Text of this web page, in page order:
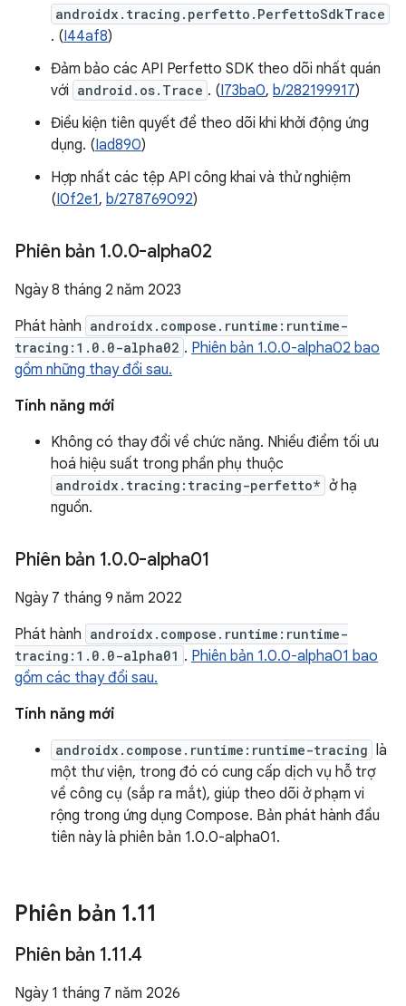
androidx.tracing.perfetto.PerfettoSdkTrace
. (I44af8)
Đảm bảo các API Perfetto SDK theo dõi nhất quán
với android.os.Trace . (I73ba0, b/282199917)
Điều kiện tiên quyết để theo dõi khi khởi động ứng
dụng. (Iad890)
Hợp nhất các tệp API công khai và thử nghiệm
(I0f2e1, b/278769092)
Phiên bản 1.0.0-alpha02
Ngày 8 tháng 2 năm 2023
Phát hành androidx.compose.runtime:runtime-
tracing:1.0.0-alpha02 . Phiên bản 1.0.0-alpha02 bao
gồm những thay đổi sau.
Tính năng mới
Không có thay đổi về chức năng. Nhiều điểm tối ưu
hoá hiệu suất trong phần phụ thuộc
androidx.tracing:tracing-perfetto* ở hạ
nguồn.
Phiên bản 1.0.0-alpha01
Ngày 7 tháng 9 năm 2022
Phát hành androidx.compose.runtime:runtime-
tracing:1.0.0-alpha01 . Phiên bản 1.0.0-alpha01 bao
gồm các thay đổi sau.
Tính năng mới
androidx.compose.runtime:runtime-tracing là
một thư viện, trong đó có cung cấp dịch vụ hỗ trợ
về công cụ (sắp ra mắt), giúp theo dõi ở phạm vi
rộng trong ứng dụng Compose. Bản phát hành đầu
tiên này là phiên bản 1.0.0-alpha01.
Phiên bản 1.11
Phiên bản 1.11.4
Ngày 1 tháng 7 năm 2026